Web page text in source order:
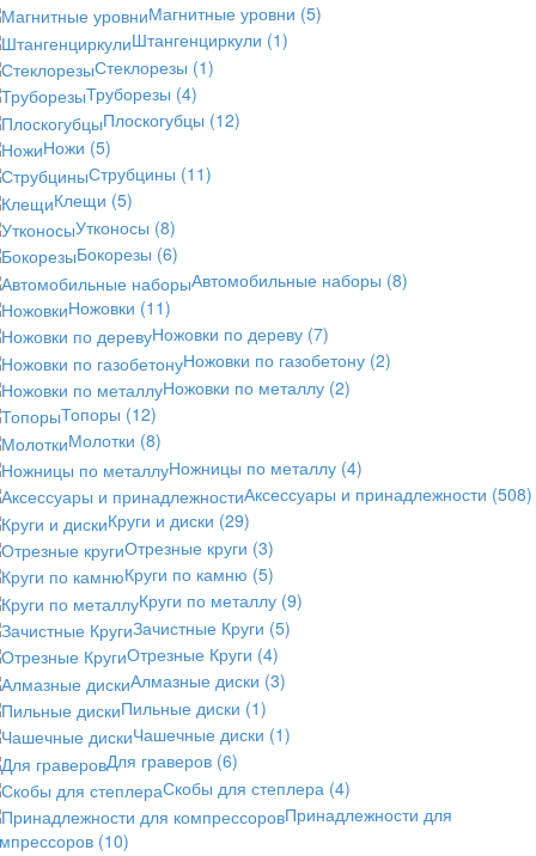
Магнитные уровни (5)
Штангенциркули (1)
Стеклорезы (1)
Труборезы (4)
Плоскогубцы (12)
Ножи (5)
Струбцины (11)
Клещи (5)
Утконосы (8)
Бокорезы (6)
Автомобильные наборы (8)
Ножовки (11)
Ножовки по дереву (7)
Ножовки по газобетону (2)
Ножовки по металлу (2)
Топоры (12)
Молотки (8)
Ножницы по металлу (4)
Аксессуары и принадлежности (508)
Круги и диски (29)
Отрезные круги (3)
Круги по камню (5)
Круги по металлу (9)
Зачистные Круги (5)
Отрезные Круги (4)
Алмазные диски (3)
Пильные диски (1)
Чашечные диски (1)
Для граверов (6)
Скобы для степлера (4)
Принадлежности для
(10)